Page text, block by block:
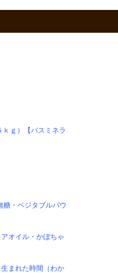
ｇ）【バスミネラ
糖・ベジタブルパウ
オイル・かぼちゃ
まれた時間（わか